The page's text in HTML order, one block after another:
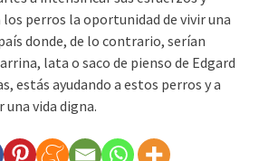
perros la oportunidad de vivir una
donde, de lo contrario, serían
lata o saco de pienso de Edgard
estás ayudando a estos perros y a
vida digna.